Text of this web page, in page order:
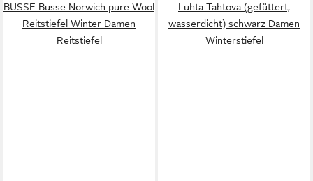
BUSSE Busse Norwich pure Wool
Reitstiefel Winter Damen
Reitstiefel
Luhta Tahtova (gefüttert,
wasserdicht) schwarz Damen
Winterstiefel